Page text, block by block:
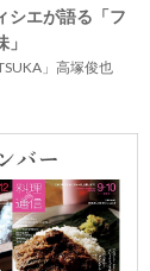
シエが語る「フ
」高塚俊也